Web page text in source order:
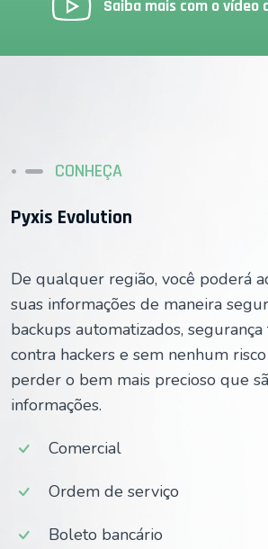
Saiba mais com o vídeo
CONHEÇA
Pyxis Evolution
De qualquer região, você poderá
suas informações de maneira
backups automatizados,
contra hackers e sem nenhum
perder o bem mais precioso que
informações.
Comercial
Ordem de serviço
Boleto bancário